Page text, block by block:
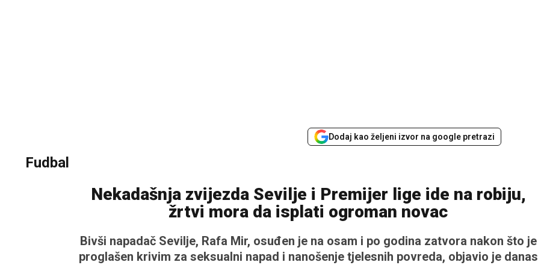
Dodaj kao željeni izvor na google pretrazi
Fudbal
Nekadašnja zvijezda Sevilje i Premijer lige ide na robiju,
žrtvi mora da isplati ogroman novac
Bivši napadač Sevilje, Rafa Mir, osuđen je na osam i po godina zatvora nakon što je
proglašen krivim za seksualni napad i nanošenje tjelesnih povreda, objavio je danas